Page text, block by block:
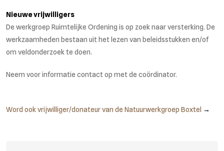
Nieuwe vrijwilligers
De werkgroep Ruimtelijke Ordening is op zoek naar versterking. De
werkzaamheden bestaan uit het lezen van beleidsstukken en/of
om veldonderzoek te doen.
Neem voor informatie contact op met de coördinator.
Word ook vrijwilliger/donateur van de Natuurwerkgroep Boxtel →